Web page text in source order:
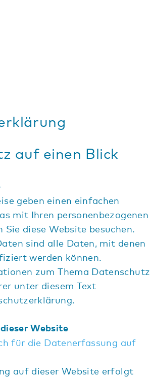
auf einen Blick
geben einen einfachen
mit Ihren personenbezogenen
diese Website besuchen.
sind alle Daten, mit denen
werden können.
zum Thema Datenschutz
unter diesem Text
Website
für die Datenerfassung auf
auf dieser Website erfolgt